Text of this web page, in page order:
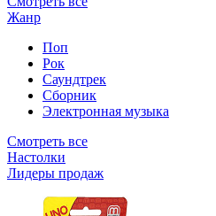
Жанр
Поп
Рок
Саундтрек
Сборник
Электронная музыка
Смотреть все
Настолки
Лидеры продаж